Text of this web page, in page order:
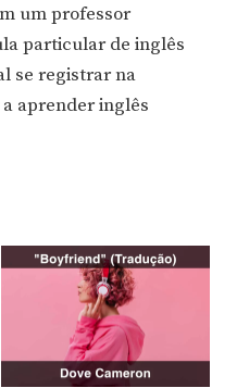
um professor
particular de inglês
se registrar na
aprender inglês